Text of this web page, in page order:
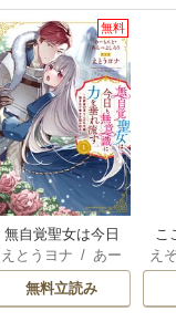
無料
無自覚聖女は今日
も無意識に力を垂
れ流す ～公爵家
の落ちこぼれ令
えとうヨナ / あー
もんど/あんべよ
しろう
無料立読み
こ
先
え
A